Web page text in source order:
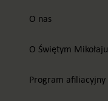
O nas
O Świętym Mikołaju
Program afiliacyjny